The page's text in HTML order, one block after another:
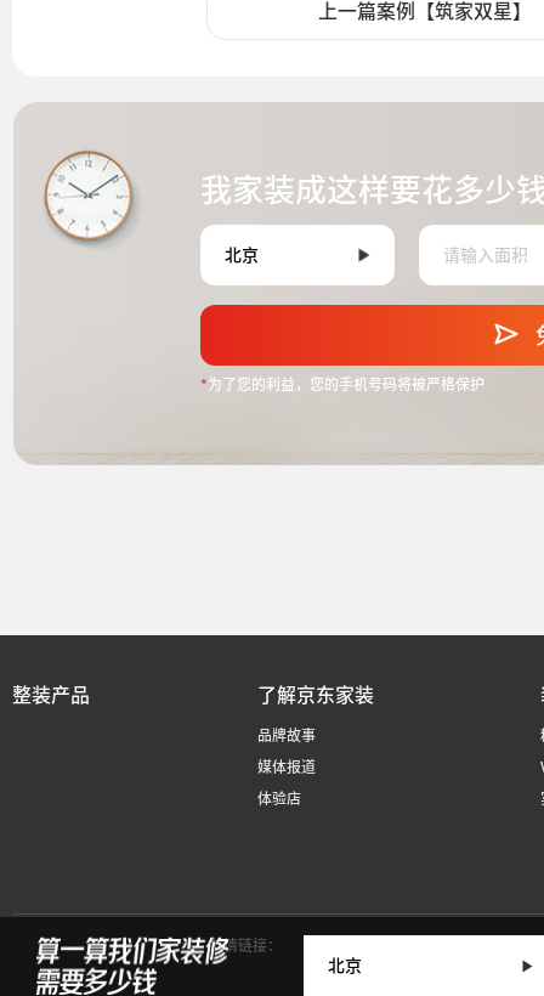
上一篇案例【筑家双星】
我家装成这样要花多少
*为了您的利益，您的手机号码将被严格保护
整装产品 了解京东家装
品牌故事
媒体报道
体验店
友情链接：